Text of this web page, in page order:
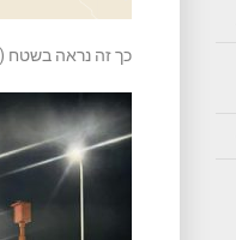
כך זה נראה בשטח